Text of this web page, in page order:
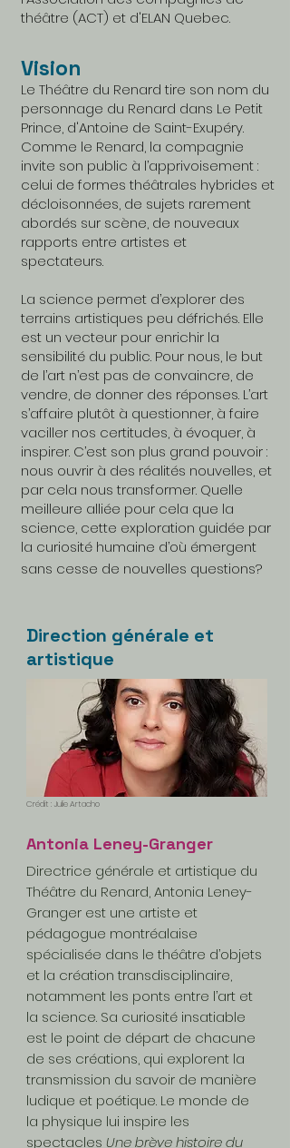
théâtre (ACT) et d'ELAN Quebec.
Vision
Le Théâtre du Renard tire son nom du
personnage du Renard dans Le Petit
Prince, d'Antoine de Saint-Exupéry.
Comme le Renard, la compagnie
invite son public à l’apprivoisement :
celui de formes théâtrales hybrides et
décloisonnées, de sujets rarement
abordés sur scène, de nouveaux
rapports entre artistes et
spectateurs.
La science permet d’explorer des
terrains artistiques peu défrichés. Elle
est un vecteur pour enrichir la
sensibilité du public. Pour nous, le but
de l’art n’est pas de convaincre, de
vendre, de donner des réponses. L’art
s’affaire plutôt à questionner, à faire
vaciller nos certitudes, à évoquer, à
inspirer. C’est son plus grand pouvoir :
nous ouvrir à des réalités nouvelles, et
par cela nous transformer. Quelle
meilleure alliée pour cela que la
science, cette exploration guidée par
la curiosité humaine d’où émergent
sans cesse de nouvelles questions?
Direction générale et
artistique
Crédit : Julie Artacho
Antonia Leney-Granger
Directrice générale et artistique du
Théâtre du Renard, Antonia Leney-
Granger est une artiste et
pédagogue montréalaise
spécialisée dans le théâtre d’objets
et la création transdisciplinaire,
notamment les ponts entre l’art et
la science. Sa curiosité insatiable
est le point de départ de chacune
de ses créations, qui explorent la
transmission du savoir de manière
ludique et poétique. Le monde de
la physique lui inspire les
spectacles Une brève histoire du